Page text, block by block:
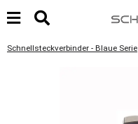
Schnellsteckverbinder - Blaue Serie